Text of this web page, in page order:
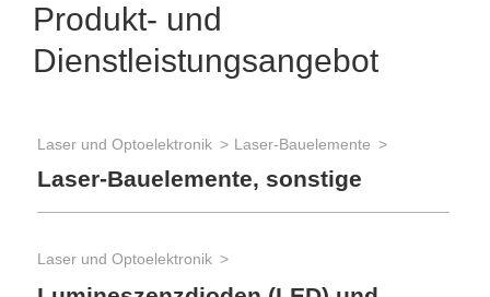
Produkt- und
Dienstleistungsangebot
Laser und Optoelektronik Laser-Bauelemente
Laser-Bauelemente, sonstige
Laser und Optoelektronik